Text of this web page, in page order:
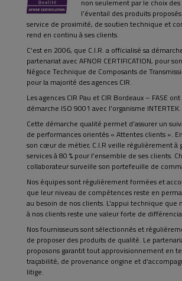
non seulement par le choix
l’éventail des produits
service de proximité, de soutien technique et
rend en continu à ses clients.
C’est en 2006, que C.I.R. a officialisé sa
partenariat avec AFNOR CERTIFICATION, pour
Négoce Technique de Composants de
pour la majorité des agences CIR.
Les agences CIR Pau et CIR Bordeaux – FASE
démarche ISO 9001 avec l’organisme INTERTEK.
Cette démarche qualité permet d’assurer un
de performances orientés « Attentes clients ».
son cœur de métier, C.I.R veille régulièrement à
services à 80 % pour l’ensemble de ses clients.
collaborateur surveille son portefeuille de
Nos équipes sont régulièrement formées et
que leur niveau de compétences reste en
au besoin de nos clients. L’appui technique que
à nos clients reste une valeur forte de
Nos fournisseurs sont sélectionnés et
de proposer des produits de qualité. Le
proposons garantit tout approvisionnement en
traçabilité, de provenance origine et
litige.